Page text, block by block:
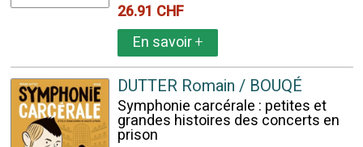
26.91 CHF
En savoir+
DUTTER Romain / BOUQÉ
Symphonie carcérale : petites et
grandes histoires des concerts en
prison